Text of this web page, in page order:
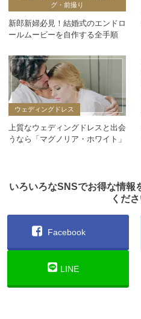
グ・前撮り
新郎新婦必見！結婚式のエンドロ
ールムービーを自作する全手順
ウェディングドレス
上質なウェディングドレスと出会
うなら「マグノリア・ホワイト」
いろいろなSNSでお得な情報
くださ
Facebook
LINE